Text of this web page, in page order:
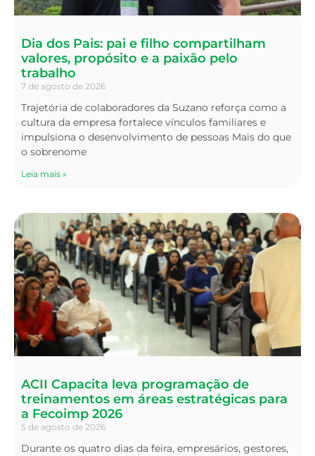
Dia dos Pais: pai e filho compartilham
valores, propósito e a paixão pelo
trabalho
7 de agosto de 2026
Trajetória de colaboradores da Suzano reforça como a
cultura da empresa fortalece vínculos familiares e
impulsiona o desenvolvimento de pessoas Mais do que
o sobrenome
Leia mais »
ACII Capacita leva programação de
treinamentos em áreas estratégicas para
a Fecoimp 2026
5 de agosto de 2026
Durante os quatro dias da feira, empresários, gestores,